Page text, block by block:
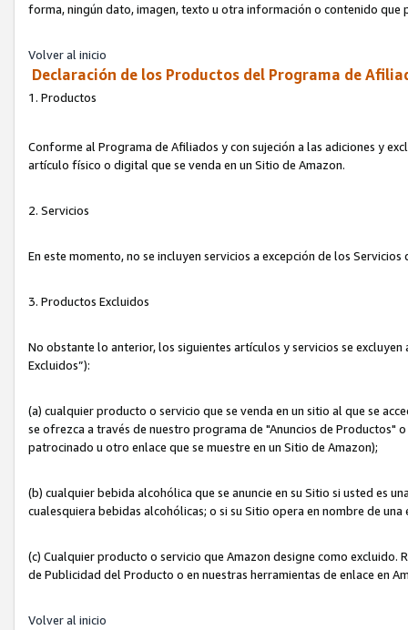
forma, ningún dato, imagen, texto u otra información o contenido
Volver al inicio
Declaración de los Productos del Programa de
1. Productos
Conforme al Programa de Afiliados y con sujeción a las adiciones y
artículo físico o digital que se venda en un Sitio de Amazon.
2. Servicios
En este momento, no se incluyen servicios a excepción de los
3. Productos Excluidos
No obstante lo anterior, los siguientes artículos y servicios se
Excluidos”):
(a) cualquier producto o servicio que se venda en un sitio al que se
se ofrezca a través de nuestro programa de "Anuncios de Productos"
patrocinado u otro enlace que se muestre en un Sitio de Amazon);
(b) cualquier bebida alcohólica que se anuncie en su Sitio si usted es
cualesquiera bebidas alcohólicas; o si su Sitio opera en nombre de
(c) Cualquier producto o servicio que Amazon designe como excluido.
de Publicidad del Producto o en nuestras herramientas de enlace en
Volver al inicio